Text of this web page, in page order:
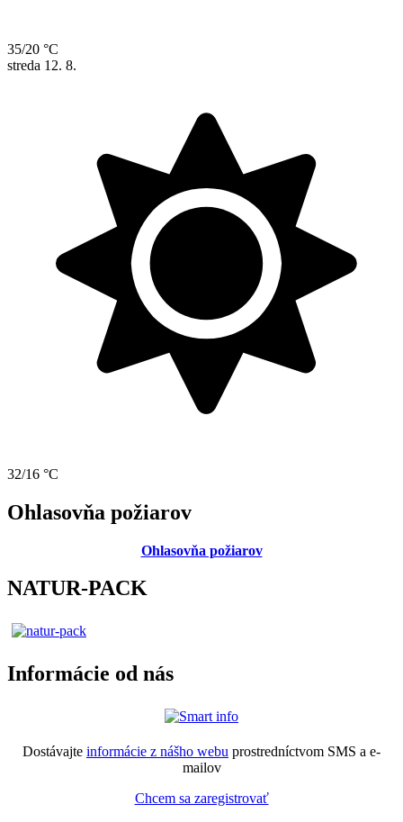
35/20 °C
streda 12. 8.
32/16 °C
Ohlasovňa požiarov
Ohlasovňa požiarov
NATUR-PACK
Informácie od nás
Dostávajte informácie z nášho webu prostredníctvom SMS a e-
mailov
Chcem sa zaregistrovať